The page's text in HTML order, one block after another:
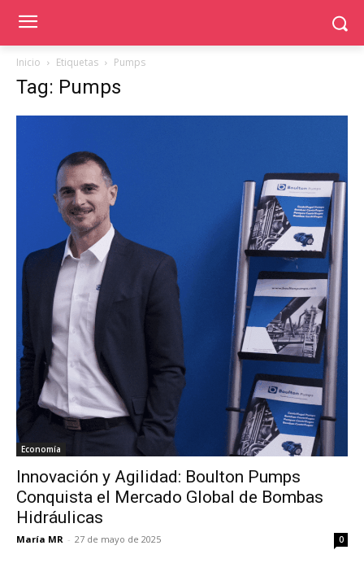
Inicio Etiquetas Pumps
Tag: Pumps
Economía
Innovación y Agilidad: Boulton Pumps
Conquista el Mercado Global de Bombas
Hidráulicas
María MR - 27 de mayo de 2025 0